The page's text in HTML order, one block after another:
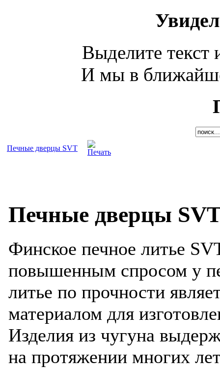
Выделите
И мы в
Печные дверцы SVT
Печные дверцы
Финское печное литье
повышенным спросом у
литье по прочности
материалом для
Изделия из чугуна
на протяжении многих